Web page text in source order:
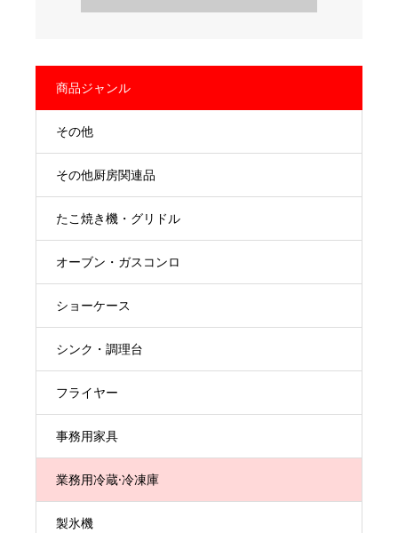
商品ジャンル
その他
その他厨房関連品
たこ焼き機・グリドル
オーブン・ガスコンロ
ショーケース
シンク・調理台
フライヤー
事務用家具
業務用冷蔵·冷凍庫
製氷機